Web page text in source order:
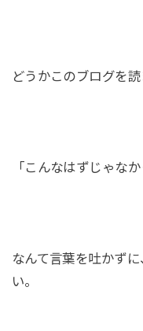
どうかこのブログを
「こんなはずじゃなか
なんて言葉を吐かず
い。